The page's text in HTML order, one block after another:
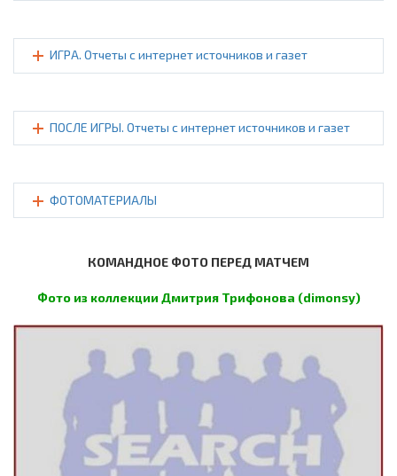
ИГРА. Отчеты с интернет источников и газет
ПОСЛЕ ИГРЫ. Отчеты с интернет источников и газет
ФОТОМАТЕРИАЛЫ
КОМАНДНОЕ ФОТО ПЕРЕД МАТЧЕМ
Фото из коллекции Дмитрия Трифонова (dimonsy)